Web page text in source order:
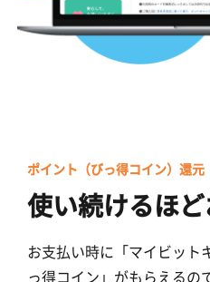
ポイント（びっ得コイン）還元
使い続けるほ
お支払い時に「マイビット
っ得コイン」がもらえるの